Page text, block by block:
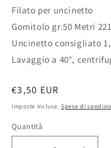
Filato per uncinetto
Gomitolo gr.50 Metri 221
Uncinetto consigliato
Lavaggio a 40°,
Prezzo
di
€3,50 EUR
Imposte incluse. Spese di
Quantità